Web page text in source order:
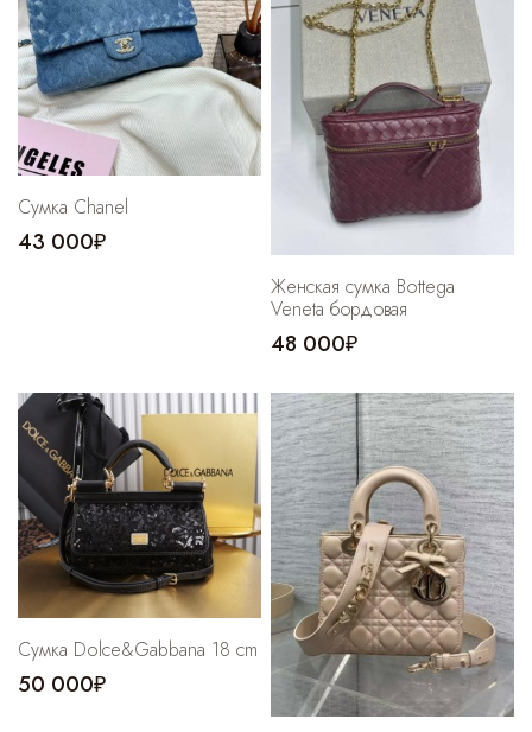
Сумка Chanel
43 000₽
Женская сумка Bottega
Veneta бордовая
48 000₽
Сумка Dolce&Gabbana 18 cm
50 000₽
Cпортивные брюки
Комбинезоны